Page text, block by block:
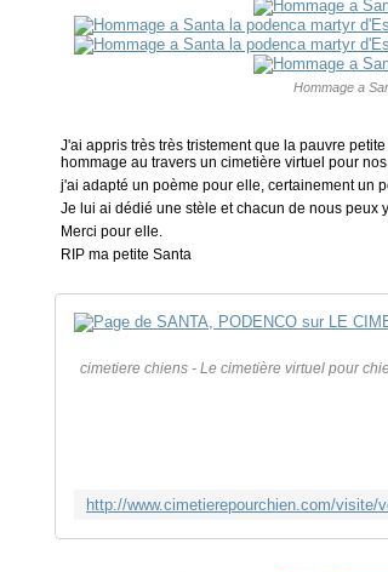
Hommage a
J'ai appris très très tristement que la pauvre
hommage au travers un cimetière virtuel pour
j'ai adapté un poème pour elle, certainement un
Je lui ai dédié une stèle et chacun de nous peux
Merci pour elle.
RIP ma petite Santa
cimetiere chiens - Le cimetière virtuel pour